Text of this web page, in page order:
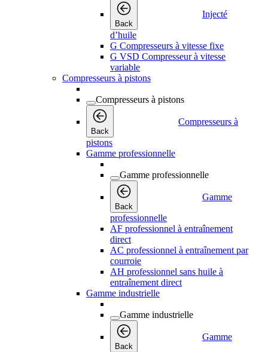
Back
Injecté
d’huile
G Compresseurs à vitesse fixe
G VSD Compresseur à vitesse
variable
Compresseurs à pistons
Compresseurs à pistons
Back
Compresseurs à
pistons
Gamme professionnelle
Gamme professionnelle
Back
Gamme
professionnelle
AF professionnel à entraînement
direct
AC professionnel à entraînement par
courroie
AH professionnel sans huile à
entraînement direct
Gamme industrielle
Gamme industrielle
Back
Gamme